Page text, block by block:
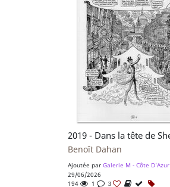
Benoît Dahan
Ajoutée par Galerie M - Côte D'Azur
29/06/2026
194
1 3